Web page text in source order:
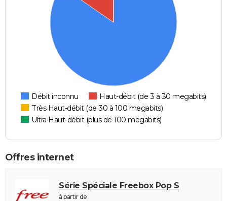
Débit inconnu
Haut-débit (de 3 à 30 megabits)
Très Haut-débit (de 30 à 100 megabits)
Ultra Haut-débit (plus de 100 megabits)
Offres internet
Série Spéciale Freebox Pop S
à partir de